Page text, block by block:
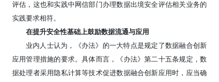
评估，这也和实践中网信部门办理数据出境安全评估相关业务的
实践要求相符。
在提升安全性基础上鼓励数据流通与应用
业内人士认为，《办法》的一大特点是规定了数据融合创新
应用管理措施的要求。具体而言，《办法》第二十五条规定，数
据处理者采用隐私计算等技术促进数据融合创新应用时，应当确